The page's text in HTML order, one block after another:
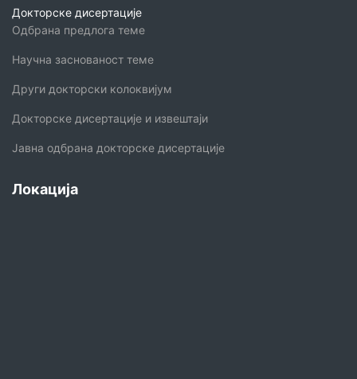
Докторске дисертације
Одбрана предлога теме
Научна заснованост теме
Други докторски колоквијум
Докторске дисертације и извештаји
Јавна одбрана докторске дисертације
Локација